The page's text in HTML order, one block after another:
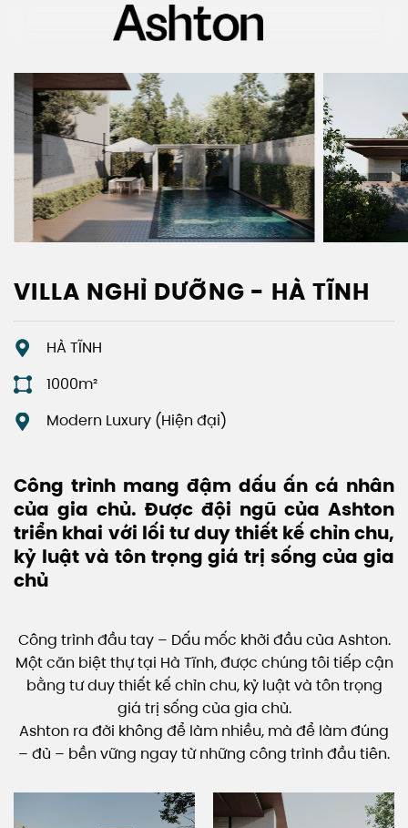
dung
VILLA NGHỈ DƯỠNG - HÀ TĨNH
HÀ TĨNH
1000m²
Modern Luxury (Hiện đại)
Công trình mang đậm dấu ấn cá nhân
của gia chủ. Được đội ngũ của Ashton
triển khai với lối tư duy thiết kế chỉn chu,
kỷ luật và tôn trọng giá trị sống của gia
chủ
Công trình đầu tay – Dấu mốc khởi đầu của Ashton.
Một căn biệt thự tại Hà Tĩnh, được chúng tôi tiếp cận
bằng tư duy thiết kế chỉn chu, kỷ luật và tôn trọng
giá trị sống của gia chủ.
Ashton ra đời không để làm nhiều, mà để làm đúng
– đủ – bền vững ngay từ những công trình đầu tiên.